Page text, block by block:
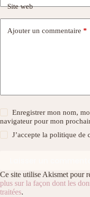
Site web
Ajouter un commentaire *
Enregistrer mon nom,
navigateur pour mon
J’accepte lapolitique de
Ce site utilise Akismet pour
plus sur la façon dont les
traitées.